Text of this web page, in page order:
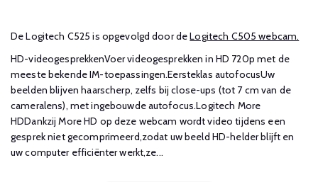
De Logitech C525 is opgevolgd door deLogitech C505 webcam.
HD-videogesprekkenVoer videogesprekken in HD 720p met de
meeste bekende IM-toepassingen.Eersteklas autofocusUw
beelden blijven haarscherp, zelfs bij close-ups (tot 7 cm van de
cameralens), met ingebouwde autofocus.Logitech More
HDDankzij More HD op deze webcam wordt video tijdens een
gesprek niet gecomprimeerd,zodat uw beeld HD-helder blijft en
uw computer efficiënter werkt,ze...